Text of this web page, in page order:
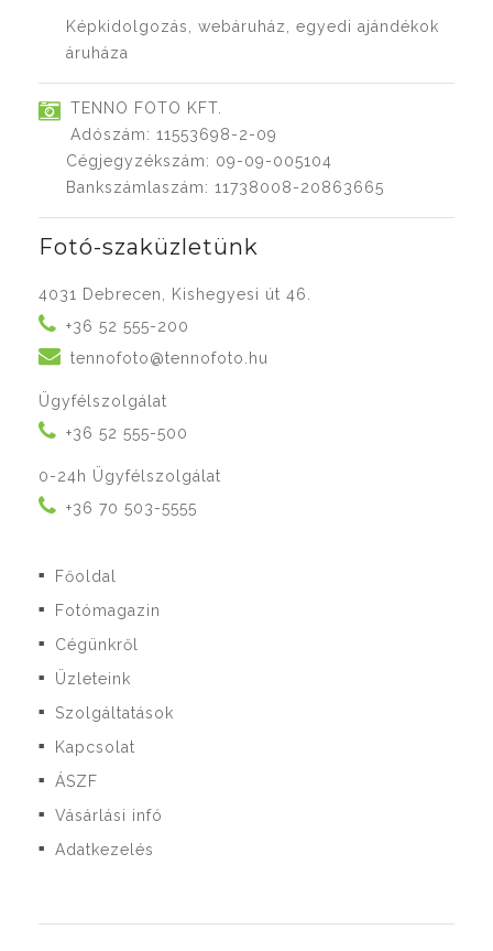
Képkidolgozás, webáruház, egyedi ajándékok
áruháza
TENNO FOTO KFT.
Adószám: 11553698-2-09
Cégjegyzékszám: 09-09-005104
Bankszámlaszám: 11738008-20863665
Fotó-szaküzletünk
4031 Debrecen, Kishegyesi út 46.
+36 52 555-200
tennofoto@tennofoto.hu
Ügyfélszolgálat
+36 52 555-500
0-24h Ügyfélszolgálat
+36 70 503-5555
■ Főoldal
■ Fotómagazin
■ Cégünkről
■ Üzleteink
■ Szolgáltatások
■ Kapcsolat
■ ÁSZF
■ Vásárlási infó
■ Adatkezelés